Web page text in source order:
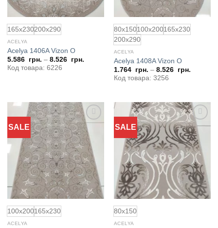
165x230200x290
ACELYA
Acelya 1406A Vizon O
5.586 грн. – 8.526 грн.
Код товара: 6226
80x150100x200165x230
200x290
ACELYA
Acelya 1408A Vizon O
1.764 грн. – 8.526 грн.
Код товара: 3256
SALE
Добавить
в
избранное
100x200165x230
ACELYA
SALE
Добавить
в
избранное
80x150
ACELYA